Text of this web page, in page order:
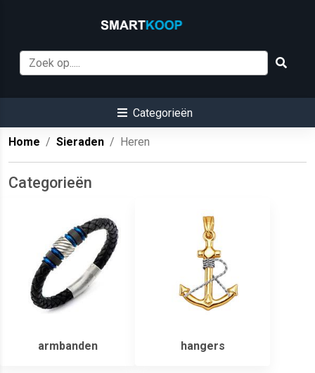
Categorieën
Home Sieraden Heren
Categorieën
armbanden hangers